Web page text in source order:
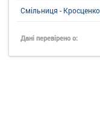
Смільниця - Кросценко
Дані перевірено о: